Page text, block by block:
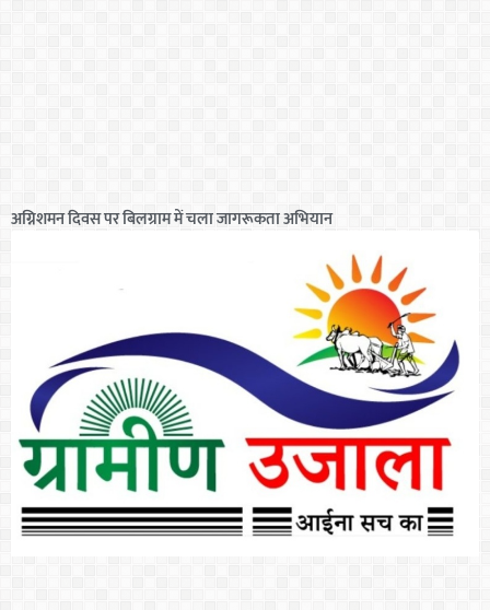
अग्निशमन दिवस पर बिलग्राम में चला जागरूकता अभियान